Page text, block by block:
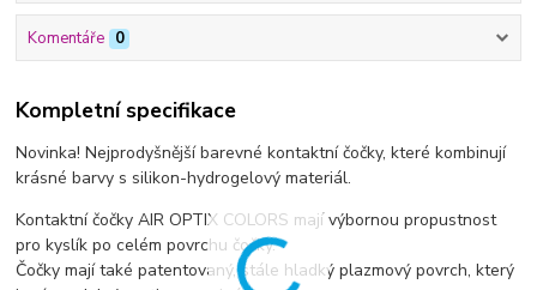
Komentáře 0
Kompletní specifikace
Novinka! Nejprodyšnější barevné kontaktní čočky, které kombinují
krásné barvy s silikon-hydrogelový materiál.
Kontaktní čočky AIR OPTIX COLORS mají výbornou propustnost
pro kyslík po celém povrchu čočky.
Čočky mají také patentovaný, stále hladký plazmový povrch, který